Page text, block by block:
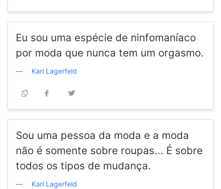
Eu sou uma espécie de ninfomaníaco
por moda que nunca tem um orgasmo.
Karl Lagerfeld
Sou uma pessoa da moda e a moda
não é somente sobre roupas... É sobre
todos os tipos de mudança.
Karl Lagerfeld